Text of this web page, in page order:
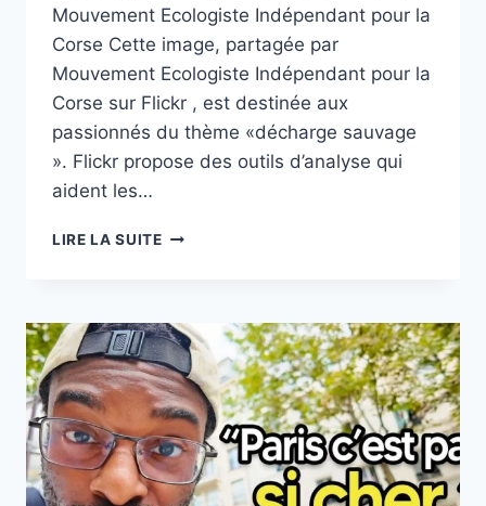
Mouvement Ecologiste Indépendant pour la
Corse Cette image, partagée par
Mouvement Ecologiste Indépendant pour la
Corse sur Flickr , est destinée aux
passionnés du thème «décharge sauvage
». Flickr propose des outils d’analyse qui
aident les…
LIRE LA SUITEFLICKR